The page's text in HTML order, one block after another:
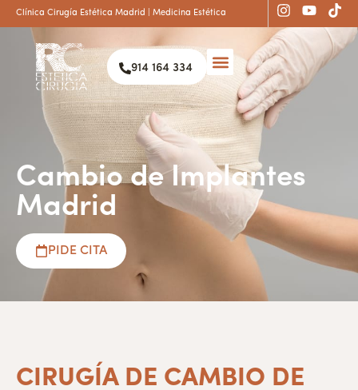
Clínica Cirugía Estética Madrid | Medicina Estética
914 164 334
Cambio de Implantes
Madrid
PIDE CITA
CIRUGÍA DE CAMBIO DE